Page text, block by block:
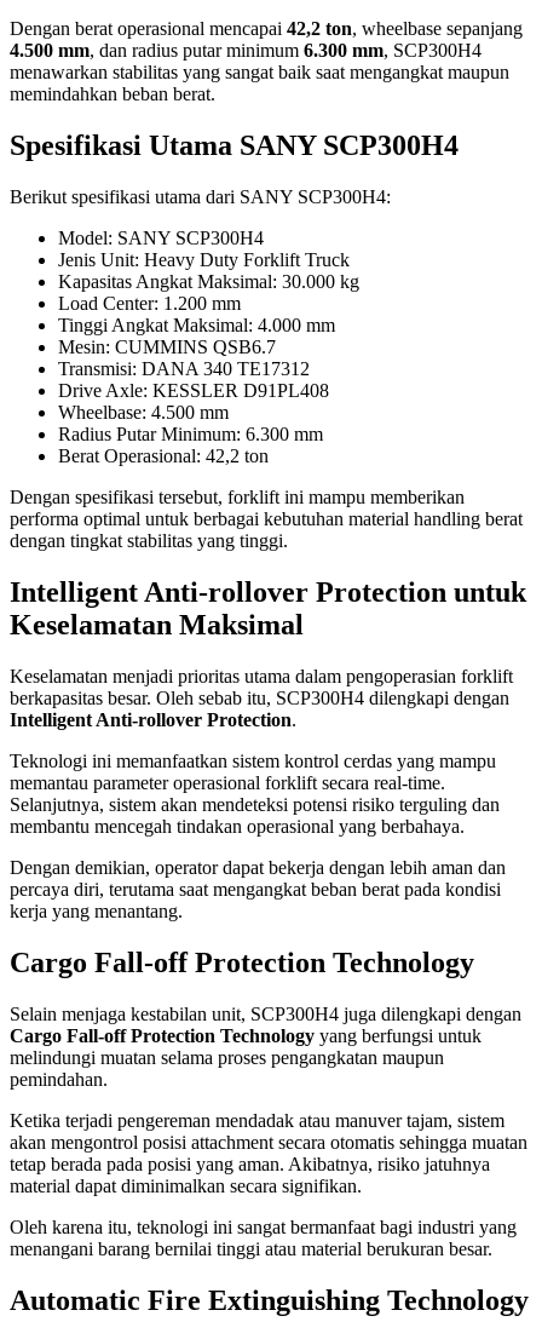
Dengan berat operasional mencapai 42,2 ton, wheelbase sepanjang
4.500 mm, dan radius putar minimum 6.300 mm, SCP300H4
menawarkan stabilitas yang sangat baik saat mengangkat maupun
memindahkan beban berat.
Spesifikasi Utama SANY SCP300H4
Berikut spesifikasi utama dari SANY SCP300H4:
Model: SANY SCP300H4
Jenis Unit: Heavy Duty Forklift Truck
Kapasitas Angkat Maksimal: 30.000 kg
Load Center: 1.200 mm
Tinggi Angkat Maksimal: 4.000 mm
Mesin: CUMMINS QSB6.7
Transmisi: DANA 340 TE17312
Drive Axle: KESSLER D91PL408
Wheelbase: 4.500 mm
Radius Putar Minimum: 6.300 mm
Berat Operasional: 42,2 ton
Dengan spesifikasi tersebut, forklift ini mampu memberikan
performa optimal untuk berbagai kebutuhan material handling berat
dengan tingkat stabilitas yang tinggi.
Intelligent Anti-rollover Protection untuk
Keselamatan Maksimal
Keselamatan menjadi prioritas utama dalam pengoperasian forklift
berkapasitas besar. Oleh sebab itu, SCP300H4 dilengkapi dengan
Intelligent Anti-rollover Protection.
Teknologi ini memanfaatkan sistem kontrol cerdas yang mampu
memantau parameter operasional forklift secara real-time.
Selanjutnya, sistem akan mendeteksi potensi risiko terguling dan
membantu mencegah tindakan operasional yang berbahaya.
Dengan demikian, operator dapat bekerja dengan lebih aman dan
percaya diri, terutama saat mengangkat beban berat pada kondisi
kerja yang menantang.
Cargo Fall-off Protection Technology
Selain menjaga kestabilan unit, SCP300H4 juga dilengkapi dengan
Cargo Fall-off Protection Technology yang berfungsi untuk
melindungi muatan selama proses pengangkatan maupun
pemindahan.
Ketika terjadi pengereman mendadak atau manuver tajam, sistem
akan mengontrol posisi attachment secara otomatis sehingga muatan
tetap berada pada posisi yang aman. Akibatnya, risiko jatuhnya
material dapat diminimalkan secara signifikan.
Oleh karena itu, teknologi ini sangat bermanfaat bagi industri yang
menangani barang bernilai tinggi atau material berukuran besar.
Automatic Fire Extinguishing Technology